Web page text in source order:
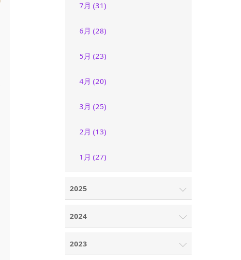
7月 (31)
6月 (28)
5月 (23)
4月 (20)
3月 (25)
2月 (13)
1月 (27)
2025
2024
2023